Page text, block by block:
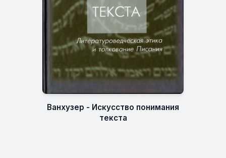
Ванхузер - Искусство понимания
текста